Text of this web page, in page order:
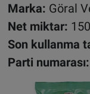
Marka: Göral
Net miktar:
Son kullanma
Parti numarası: